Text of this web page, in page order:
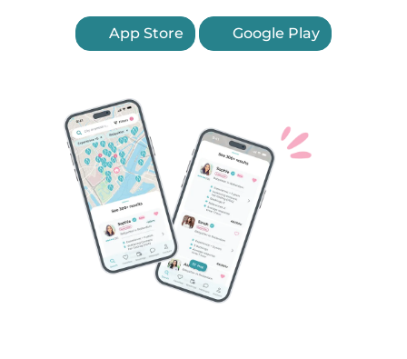
App Store Google Play